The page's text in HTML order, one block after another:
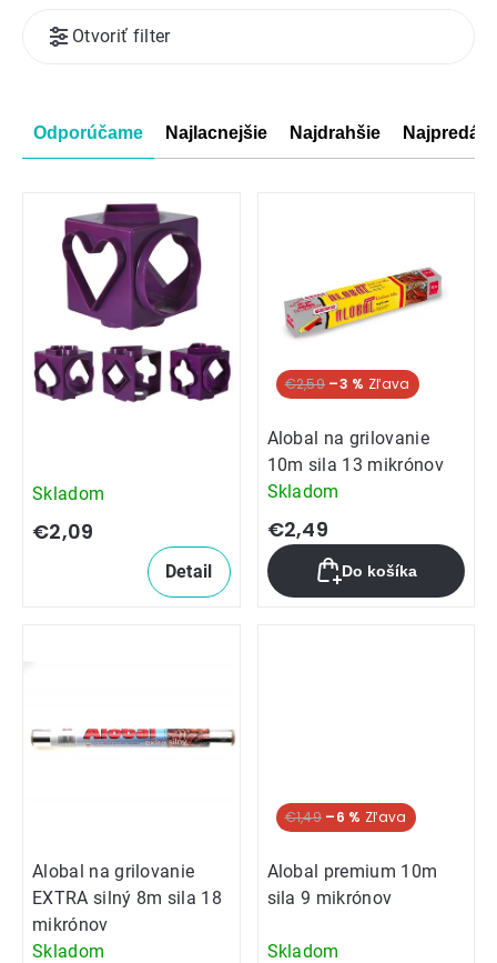
Radenie
produktov
Odporúčame Najlacnejšie Najdrahšie
Otvoriť filter
Výpis
Skladom
€2,09
Detail
€2,59 –3 %
Alobal na grilovanie
10m sila 13 mikrónov
Skladom
€2,49
Do košíka
Alobal na grilovanie
EXTRA silný 8m sila 18
mikrónov
Skladom
€1,49 –6 %
Alobal premium 10m
sila 9 mikrónov
Skladom